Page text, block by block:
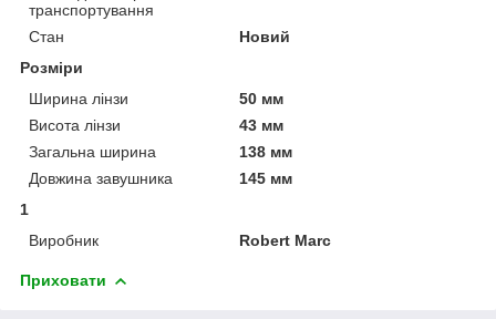
транспортування
Стан
Новий
Розміри
Ширина лінзи
50 мм
Висота лінзи
43 мм
Загальна ширина
138 мм
Довжина завушника
145 мм
1
Виробник
Robert Marc
Приховати